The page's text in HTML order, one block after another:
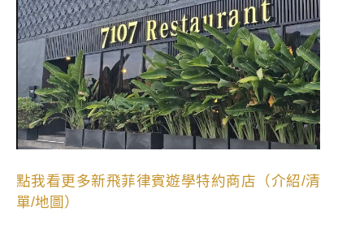
點我看更多新飛菲律賓遊學特約商店（介紹/清
單/地圖）